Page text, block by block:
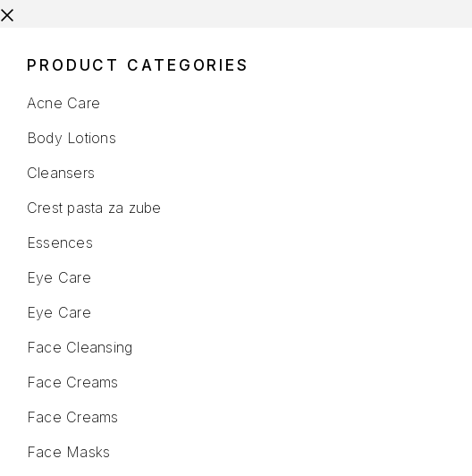
PRODUCT CATEGORIES
Acne Care
Body Lotions
Cleansers
Crest pasta za zube
Essences
Eye Care
Eye Care
Face Cleansing
Face Creams
Face Creams
Face Masks